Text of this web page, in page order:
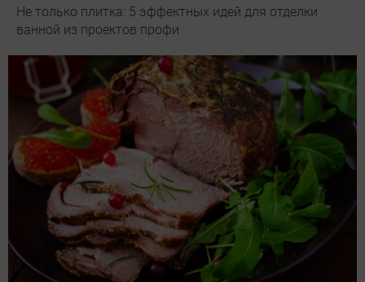
Не только плитка: 5 эффектных идей для отделки
ванной из проектов профи